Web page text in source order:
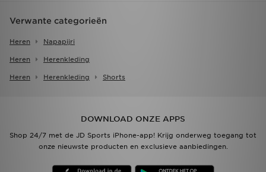
Verwante categorieën
Heren Napapijri
Heren Herenkleding
Heren Herenkleding Shorts
DOWNLOAD ONZE APPS
Shop 24/7 met de JD Sports iPhone-app! Krijg onderweg toegang tot
onze nieuwste producten en exclusieve aanbiedingen.